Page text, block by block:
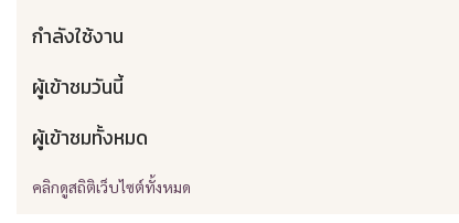
กำลังใช้งาน
ผู้เข้าชมวันนี้
ผู้เข้าชมทั้งหมด
คลิกดูสถิติเว็บไซต์ทั้งหมด